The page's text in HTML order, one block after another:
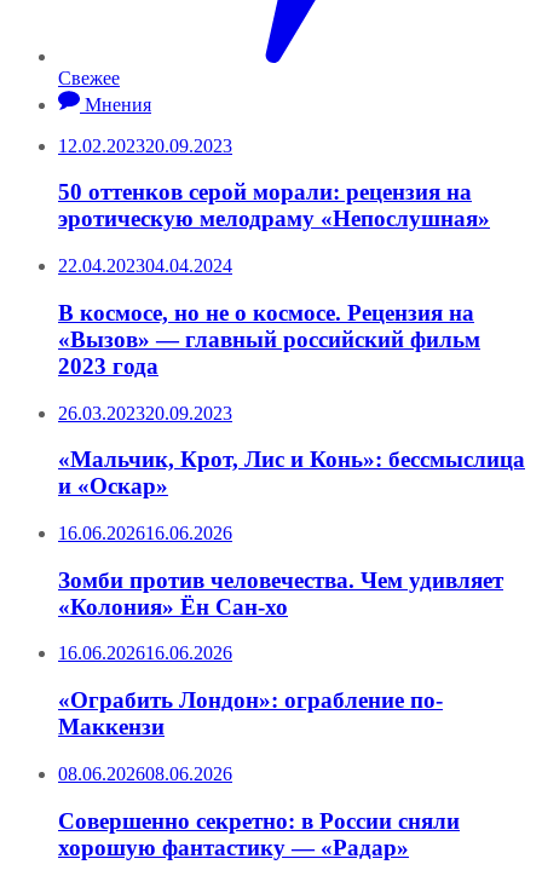
Свежее
Мнения
12.02.202320.09.2023
50 оттенков серой морали: рецензия на
эротическую мелодраму «Непослушная»
22.04.202304.04.2024
В космосе, но не о космосе. Рецензия на
«Вызов» — главный российский фильм
2023 года
26.03.202320.09.2023
«Мальчик, Крот, Лис и Конь»: бессмыслица
и «Оскар»
16.06.202616.06.2026
Зомби против человечества. Чем удивляет
«Колония» Ён Сан-хо
16.06.202616.06.2026
«Ограбить Лондон»: ограбление по-
Маккензи
08.06.202608.06.2026
Совершенно секретно: в России сняли
хорошую фантастику — «Радар»